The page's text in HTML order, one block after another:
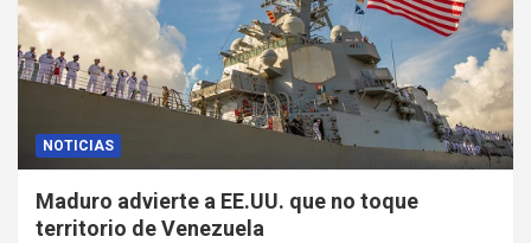
NOTICIAS
Maduro advierte a EE.UU. que no toque
territorio de Venezuela